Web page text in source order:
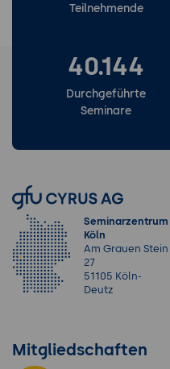
Teilnehmende
40.144
Durchgeführte
Seminare
Seminarzentrum
Köln
Am Grauen Stein
27
51105 Köln-
Deutz
Mitgliedschaften